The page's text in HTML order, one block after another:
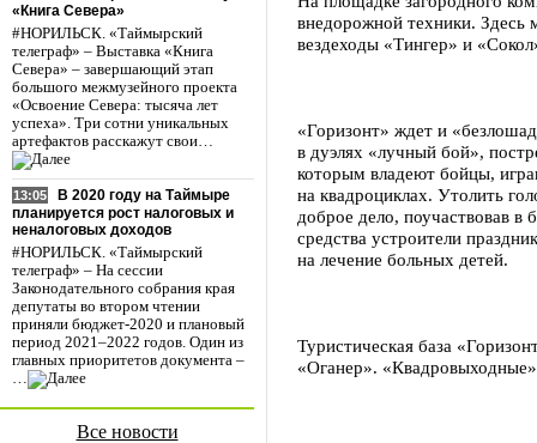
«Книга Севера»
#НОРИЛЬСК. «Таймырский
телеграф» – Выставка «Книга
Севера» – завершающий этап
большого межмузейного проекта
«Освоение Севера: тысяча лет
успеха». Три сотни уникальных
артефактов расскажут свои…
13:05
В 2020 году на Таймыре
планируется рост налоговых и
неналоговых доходов
#НОРИЛЬСК. «Таймырский
телеграф» – На сессии
Законодательного собрания края
депутаты во втором чтении
приняли бюджет-2020 и плановый
период 2021–2022 годов. Один из
главных приоритетов документа –
…
Все новости
внедорожной техники. Здесь
вездеходы «Тингер» и
«Горизонт» ждет и
в дуэлях «лучный бой»,
которым владеют бойцы,
на квадроциклах. Утолить
доброе дело, поучаствовав в
средства устроители
на лечение больных детей.
Туристическая база
«Оганер». «Квадровыходные»